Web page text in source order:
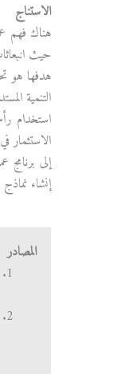
الاستناج
هناك فهم
حيث
هدفها هو
التنمية
استخدام
الاستثمار
إلى
إنشاء
المصادر